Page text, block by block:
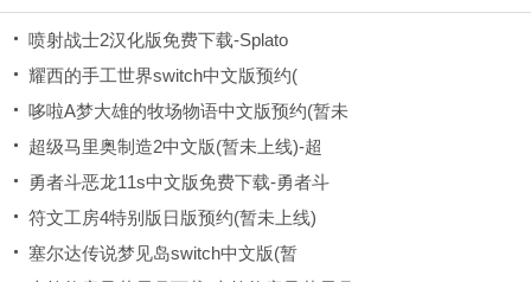
喷射战士2汉化版免费下载-Splato
耀西的手工世界switch中文版预约(
哆啦A梦大雄的牧场物语中文版预约(暂未
超级马里奥制造2中文版(暂未上线)-超
勇者斗恶龙11s中文版免费下载-勇者斗
符文工房4特别版日版预约(暂未上线)
塞尔达传说梦见岛switch中文版(暂